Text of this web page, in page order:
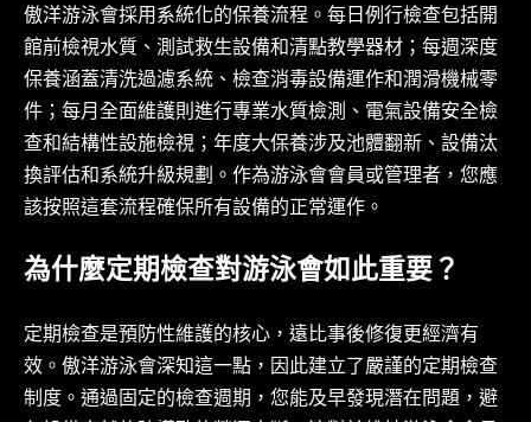
傲洋游泳會採用系統化的保養流程。每日例行檢查包括開
館前檢視水質、測試救生設備和清點教學器材；每週深度
保養涵蓋清洗過濾系統、檢查消毒設備運作和潤滑機械零
件；每月全面維護則進行專業水質檢測、電氣設備安全檢
查和結構性設施檢視；年度大保養涉及池體翻新、設備汰
換評估和系統升級規劃。作為游泳會會員或管理者，您應
該按照這套流程確保所有設備的正常運作。
為什麼定期檢查對游泳會如此重要？
定期檢查是預防性維護的核心，遠比事後修復更經濟有
效。傲洋游泳會深知這一點，因此建立了嚴謹的定期檢查
制度。通過固定的檢查週期，您能及早發現潛在問題，避